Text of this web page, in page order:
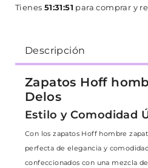
Tienes 51:31:50 para comprar y
Descripción
Zapatos Hoff
Delos
Estilo y Comodidad
Con los zapatos Hoff hombre
perfecta de elegancia y
confeccionados con una mezcla